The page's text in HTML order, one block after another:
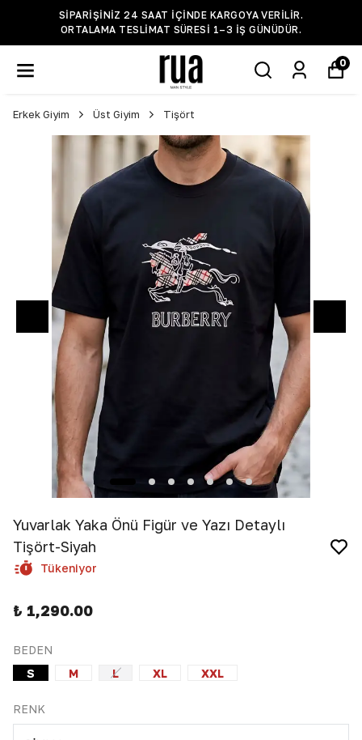
SIPARIŞINIZ 24 SAAT IÇINDE KARGOYA VERILIR.
ORTALAMA TESLIMAT SÜRESI 1–3 IŞ GÜNÜDÜR.
0
Erkek Giyim Üst Giyim Tişört
Yuvarlak Yaka Önü Figür ve Yazı Detaylı
Tişört-Siyah
Tükeniyor
₺ 1,290.00
BEDEN
S
M L XL XXL
RENK